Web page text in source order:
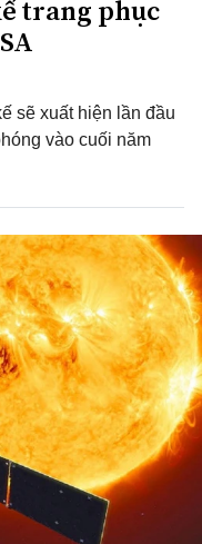
trang phục
sẽ xuất hiện lần đầu
vào cuối năm